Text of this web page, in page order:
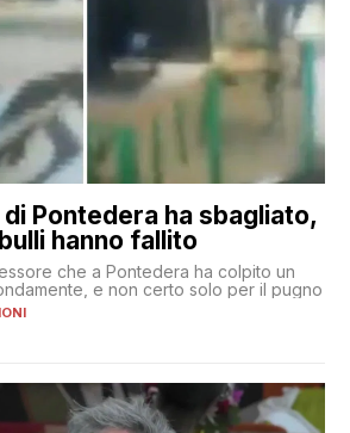
Pontedera ha sbagliato,
hanno fallito
che a Pontedera ha colpito un
e non certo solo per il pugno